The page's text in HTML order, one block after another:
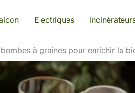
Electriques
à graines pour enrichir la